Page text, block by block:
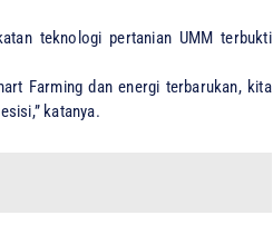
teknologi pertanian UMM terbukti
Farming dan energi terbarukan, kita
katanya.